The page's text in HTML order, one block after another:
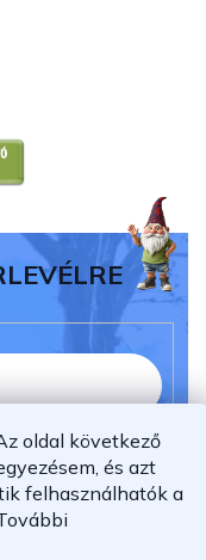
oldal következő
és azt
felhasználhatók a
azadatvédelmi